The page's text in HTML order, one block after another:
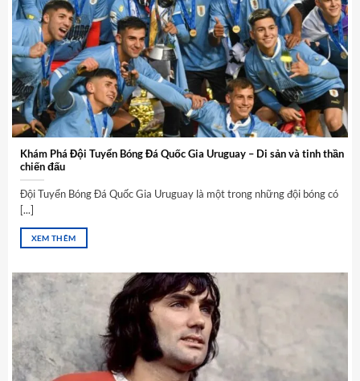
Khám Phá Đội Tuyển Bóng Đá Quốc Gia Uruguay – Di sản và tinh thần
chiến đấu
Đội Tuyển Bóng Đá Quốc Gia Uruguay là một trong những đội bóng có
[...]
XEM THÊM